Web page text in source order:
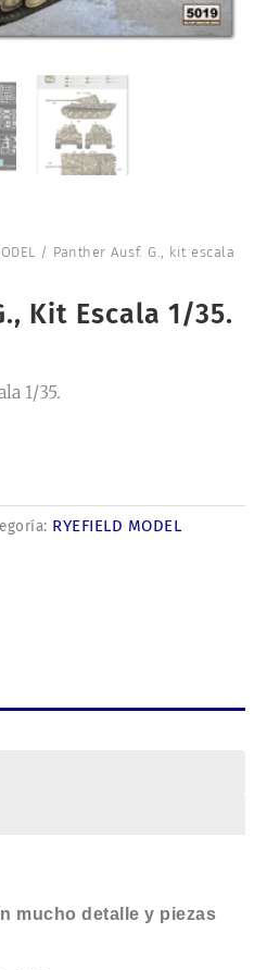
/ Panther Ausf. G., kit escala
Kit Escala 1/35.
1/35.
RYEFIELD MODEL
mucho detalle y piezas